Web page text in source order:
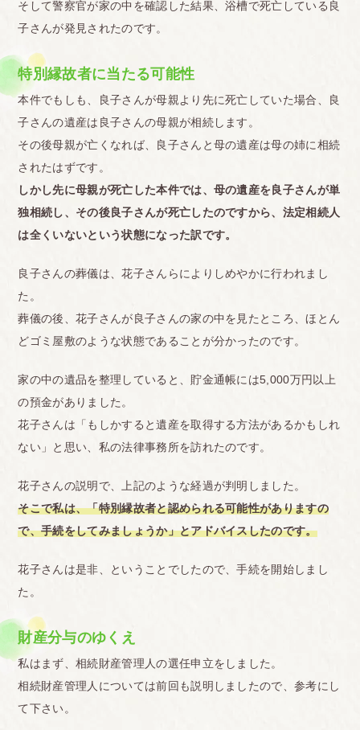
そして警察官が家の中を確認した結果、浴槽で死亡している良
子さんが発見されたのです。
特別縁故者に当たる可能性
本件でもしも、良子さんが母親より先に死亡していた場合、良
子さんの遺産は良子さんの母親が相続します。
その後母親が亡くなれば、良子さんと母の遺産は母の姉に相続
されたはずです。
しかし先に母親が死亡した本件では、母の遺産を良子さんが単
独相続し、その後良子さんが死亡したのですから、法定相続人
は全くいないという状態になった訳です。
良子さんの葬儀は、花子さんらによりしめやかに行われまし
た。
葬儀の後、花子さんが良子さんの家の中を見たところ、ほとん
どゴミ屋敷のような状態であることが分かったのです。
家の中の遺品を整理していると、貯金通帳には5,000万円以上
の預金がありました。
花子さんは「もしかすると遺産を取得する方法があるかもしれ
ない」と思い、私の法律事務所を訪れたのです。
花子さんの説明で、上記のような経過が判明しました。
そこで私は、「特別縁故者と認められる可能性がありますの
で、手続をしてみましょうか」とアドバイスしたのです。
花子さんは是非、ということでしたので、手続を開始しまし
た。
財産分与のゆくえ
私はまず、相続財産管理人の選任申立をしました。
相続財産管理人については前回も説明しましたので、参考にし
て下さい。